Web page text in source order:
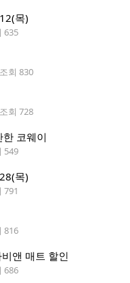
목)
635
조회 830
조회 728
코웨이
549
목)
791
816
앤 매트 할인
686